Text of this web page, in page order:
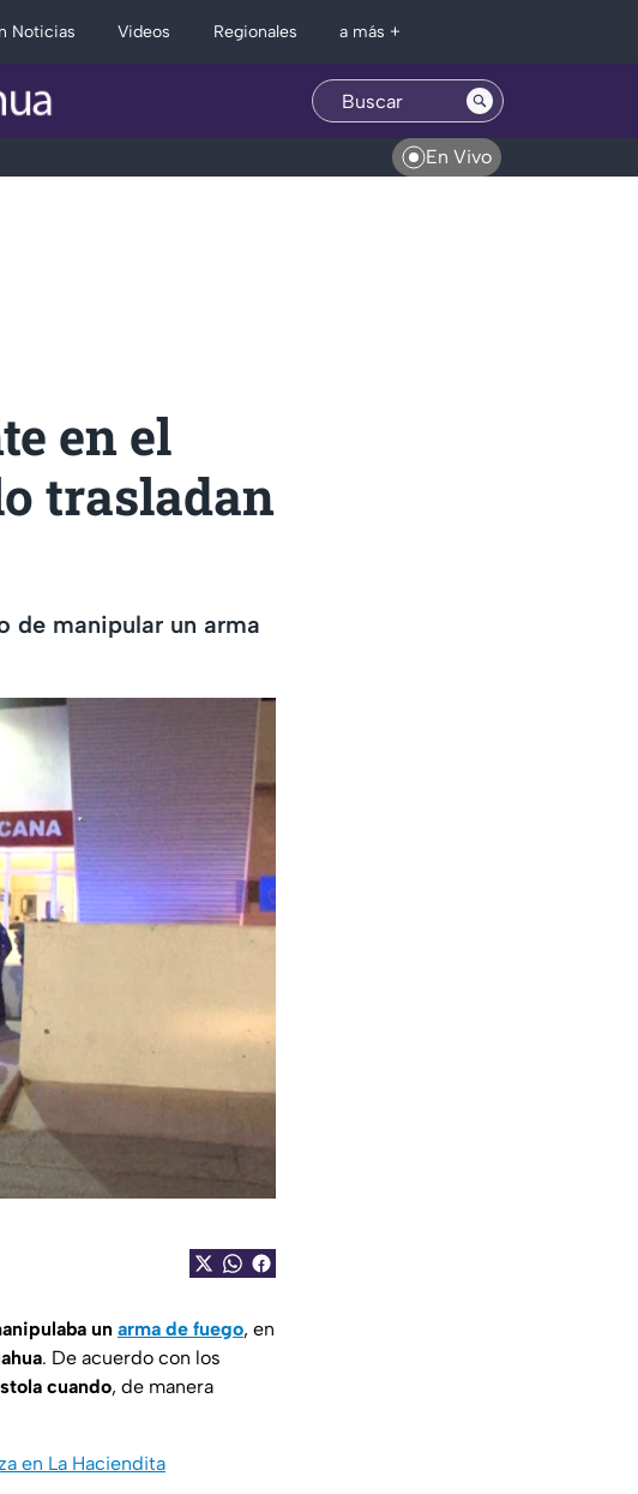
Noticias Videos Regionales a más +
En Vivo
en el
trasladan
de manipular un arma
un arma de fuego, en
. De acuerdo con los
cuando, de manera
en La Haciendita